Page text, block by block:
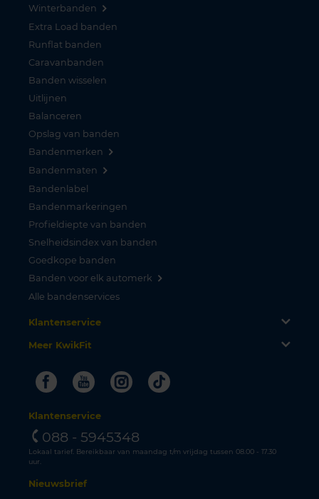
Winterbanden
Extra Load banden
Runflat banden
Caravanbanden
Banden wisselen
Uitlijnen
Balanceren
Opslag van banden
Bandenmerken
Bandenmaten
Bandenlabel
Bandenmarkeringen
Profieldiepte van banden
Snelheidsindex van banden
Goedkope banden
Banden voor elk automerk
Alle bandenservices
Klantenservice
Meer KwikFit
FacebookYoutubeInstagram
Tiktok
Klantenservice
088 - 5945348
Lokaal tarief. Bereikbaar van maandag t/m vrijdag tussen 08.00 - 17.30
uur.
Nieuwsbrief